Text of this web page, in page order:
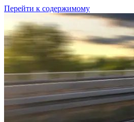
Перейти к содержимому